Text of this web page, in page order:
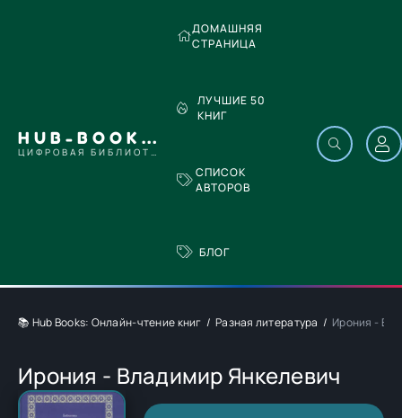
HUB-BOOKS.COM
ЦИФРОВАЯ БИБЛИОТЕКА
ДОМАШНЯЯ
СТРАНИЦА
ЛУЧШИЕ 50
КНИГ
СПИСОК
АВТОРОВ
БЛОГ
📚 Hub Books: Онлайн-чтение книг Разная литература Ирония -
Ирония - Владимир Янкелевич